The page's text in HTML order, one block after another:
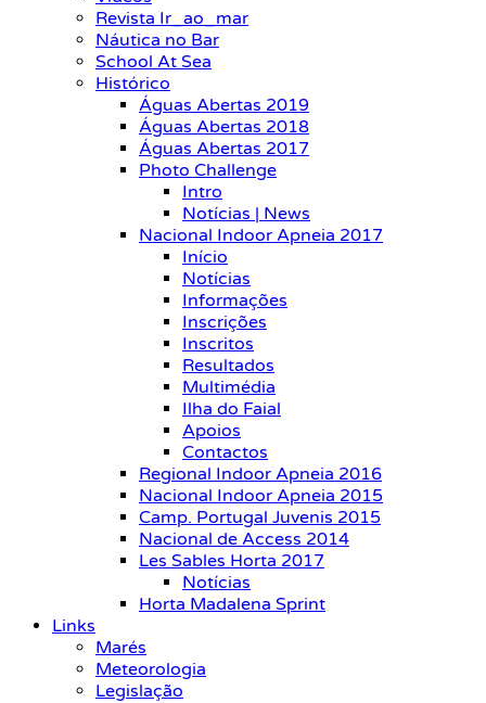
Revista Ir_ao_mar
Náutica no Bar
School At Sea
Histórico
Águas Abertas 2019
Águas Abertas 2018
Águas Abertas 2017
Photo Challenge
Intro
Notícias | News
Nacional Indoor Apneia 2017
Início
Notícias
Informações
Inscrições
Inscritos
Resultados
Multimédia
Ilha do Faial
Apoios
Contactos
Regional Indoor Apneia 2016
Nacional Indoor Apneia 2015
Camp. Portugal Juvenis 2015
Nacional de Access 2014
Les Sables Horta 2017
Notícias
Horta Madalena Sprint
Links
Marés
Meteorologia
Legislação